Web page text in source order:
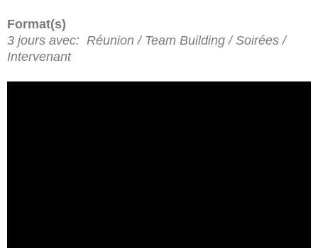
Format(s)
3 jours avec: Réunion / Team Building / Soirées /
Intervenant